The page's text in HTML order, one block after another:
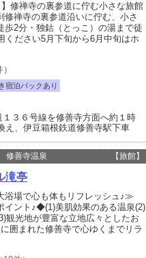
禅寺の裏参道に佇む小さな旅館
禅寺の裏参道沿いに佇む、小さ
歩2分・独鈷（とっこ）の湯まで徒
ください5月下旬から6月中旬はホ
宿泊パックあり
３６号線を修善寺方面へ約１時
え、伊豆箱根鉄道修善寺駅下車
修善寺温泉 【旅館】
滝亭
浴場で心も体もリフレッシュ♪≫
ント♪◆(1)美肌効果のある温泉(2)
観光地が豊富な立地広々としたお
囲まれた修善寺で心ゆくまでリラ